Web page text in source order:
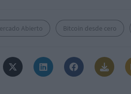
Abierto Bitcoin desde cero